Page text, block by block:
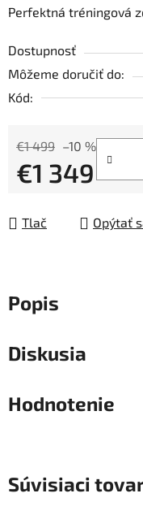
Perfektná tréningová
Dostupnosť
Môžeme doručiť do:
Kód:
€1 499 –10 %
€1 349
Tlač Opýtať
Popis
Diskusia
Hodnotenie
Súvisiaci